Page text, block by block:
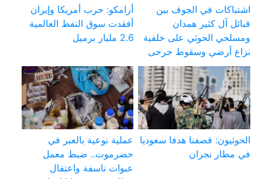
اشتباكات في الجوف بين
قبائل آل كثير همدان
ومسلحي الحوثي على خلفية
نزاع أرضي وسقوط جرحى
أرامكو: حرب أمريكا وإيران
أفقدت سوق النفط العالمية
2.6 مليار برميل
الحوثيون: قصفنا هدفا سعوديا
في مطار نجران
عملية نوعية بالعبر في
حضرموت.. ضبط معمل
عبوات ناسفة واعتقال